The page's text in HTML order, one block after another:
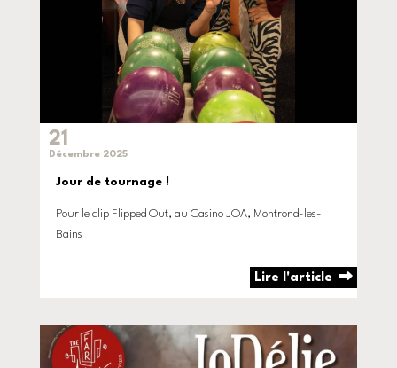
21
Décembre 2025
Jour de tournage !
Pour le clip Flipped Out, au Casino JOA, Montrond-les-
Bains
Lire l'article